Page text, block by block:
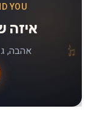
♪
♫
♪
♫
YOU
איזה
אהבה,